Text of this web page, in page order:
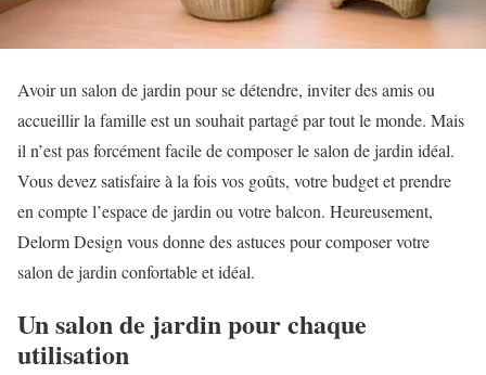
Avoir un salon de jardin pour se détendre, inviter des amis ou
accueillir la famille est un souhait partagé par tout le monde. Mais
il n’est pas forcément facile de composer le salon de jardin idéal.
Vous devez satisfaire à la fois vos goûts, votre budget et prendre
en compte l’espace de jardin ou votre balcon. Heureusement,
Delorm Design vous donne des astuces pour composer votre
salon de jardin confortable et idéal.
Un salon de jardin pour chaque
utilisation